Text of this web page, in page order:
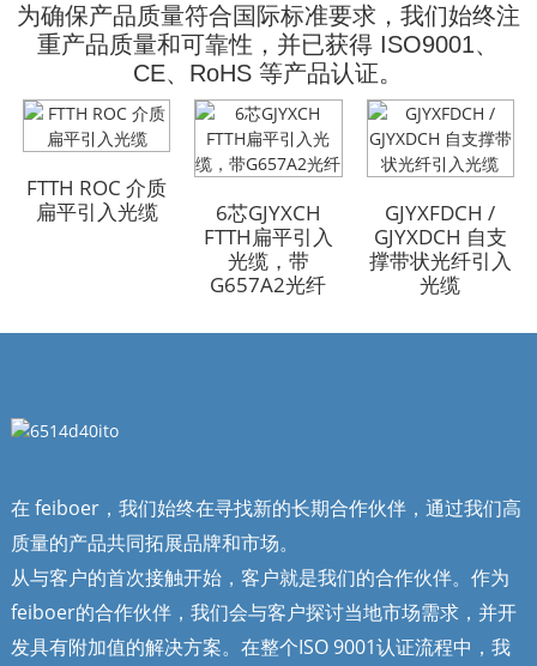
为确保产品质量符合国际标准要求，我们始终注
重产品质量和可靠性，并已获得 ISO9001、
CE、RoHS 等产品认证。
FTTH ROC 介质
扁平引入光缆
6芯GJYXCH
FTTH扁平引入
光缆，带
G657A2光纤
GJYXFDCH /
GJYXDCH 自支
撑带状光纤引入
光缆
GYFTA53 铠装室外光
缆 96芯
GYFTA53 铠装室外光
缆 96芯
在 feiboer，我们始终在寻找新的长期合作伙伴，通过我们高
质量的产品共同拓展品牌和市场。
从与客户的首次接触开始，客户就是我们的合作伙伴。作为
feiboer的合作伙伴，我们会与客户探讨当地市场需求，并开
发具有附加值的解决方案。在整个ISO 9001认证流程中，我